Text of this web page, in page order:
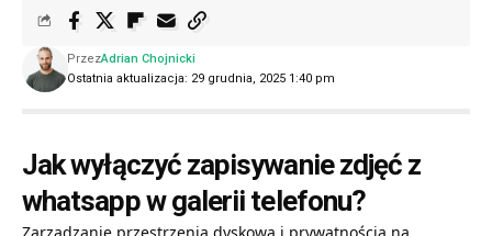
Ostatnia aktualizacja: 29 grudnia, 2025 1:40 pm
PrzezAdrian Chojnicki
Jak wyłączyć zapisywanie zdjęć z
whatsapp w galerii telefonu?
Zarządzanie przestrzenią dyskową i prywatnością na